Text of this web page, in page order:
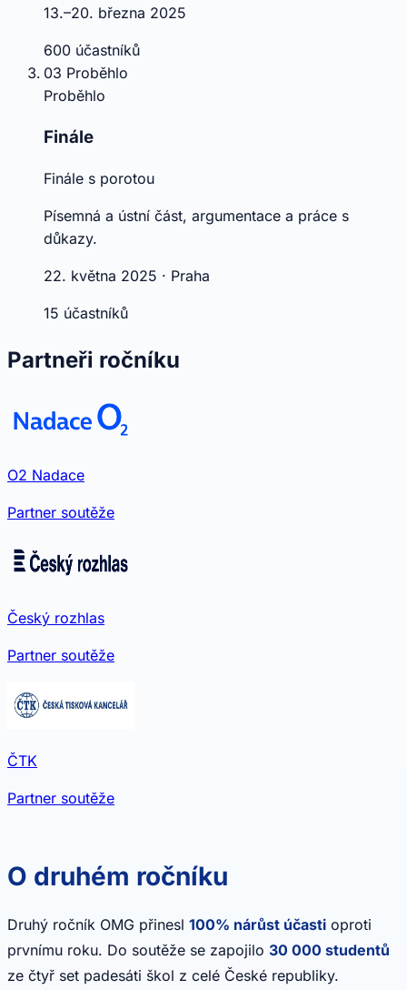
13.–20. března 2025
600 účastníků
03 Proběhlo
Proběhlo
Finále
Finále s porotou
Písemná a ústní část, argumentace a práce s
důkazy.
22. května 2025 · Praha
15 účastníků
Partneři ročníku
O2 Nadace
Partner soutěže
Český rozhlas
Partner soutěže
ČTK
Partner soutěže
O druhém ročníku
Druhý ročník OMG přinesl 100% nárůst účasti oproti
prvnímu roku. Do soutěže se zapojilo 30 000 studentů
ze čtyř set padesáti škol z celé České republiky.